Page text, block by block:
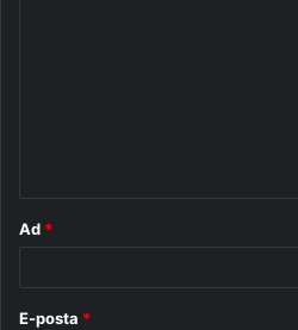
Ad *
E-posta *